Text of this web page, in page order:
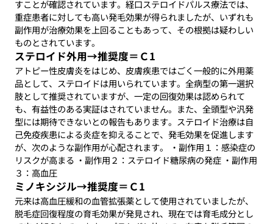
すことが確認されています。経口ステロイドパルス療法では、
重症患者に対しても高い発毛効果が得られましたが、いずれも
副作用が治療効果を上回ることもあって、その根拠は疑わしい
ものとされています。
ステロイド外用→推奨度＝Ｃ1
アトピー性皮膚炎をはじめ、皮膚疾患ではごく一般的に外用薬
品として、ステロイドは用いられています。全病型の第一選択
肢として推奨されていますが、一定の回復効果は認められて
も、有益性のある実証はされていません。また、全頭型や汎発
型には期待できないとの報告もあります。ステロイド治療は自
己免疫疾患による炎症を抑えることで、発毛効果を促進します
が、次のような副作用が心配されます。 ・副作用１：感染症の
リスクが高まる ・副作用２：ステロイド糖尿病の発症 ・副作用
３：高血圧
ミノキシジル→推奨度＝Ｃ1
元来は高血圧緩和の血管拡張薬として使用されていましたが、
脱毛症回復程度の育毛効果が発見され、現在では育毛成分とし